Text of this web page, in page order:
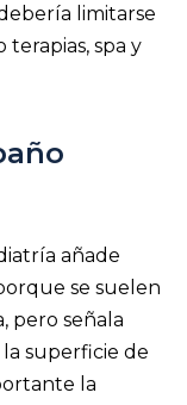
limitarse
spa y
añade
se suelen
pero señala
superficie de
la